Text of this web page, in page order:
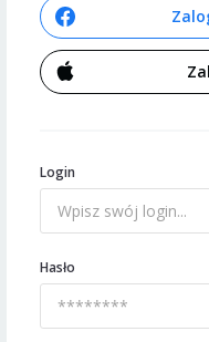
Login
Hasło